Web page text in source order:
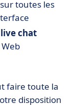
sur toutes les
chat
faire toute la
disposition